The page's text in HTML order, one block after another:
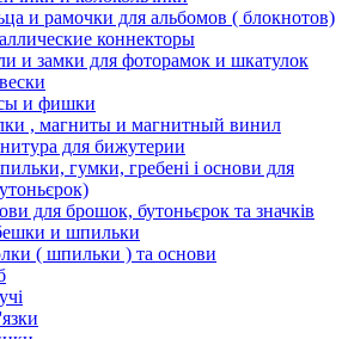
и рамочки для альбомов ( блокнотов)
коннекторы
и замки для фоторамок и шкатулок
и фишки
, магниты и магнитный винил
для бижутерии
гумки, гребені і основи для
для брошок, бутоньєрок та значків
и шпильки
( шпильки ) та основи